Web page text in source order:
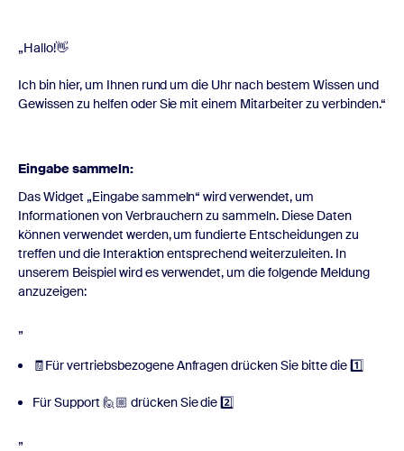
„Hallo!👋
Ich bin hier, um Ihnen rund um die Uhr nach bestem Wissen und
Gewissen zu helfen oder Sie mit einem Mitarbeiter zu verbinden.“
Eingabe sammeln:
Das Widget „Eingabe sammeln“ wird verwendet, um
Informationen von Verbrauchern zu sammeln. Diese Daten
können verwendet werden, um fundierte Entscheidungen zu
treffen und die Interaktion entsprechend weiterzuleiten. In
unserem Beispiel wird es verwendet, um die folgende Meldung
anzuzeigen:
„
🧾Für vertriebsbezogene Anfragen drücken Sie bitte die 1️⃣
Für Support 🙋🏼 drücken Sie die 2️⃣
„